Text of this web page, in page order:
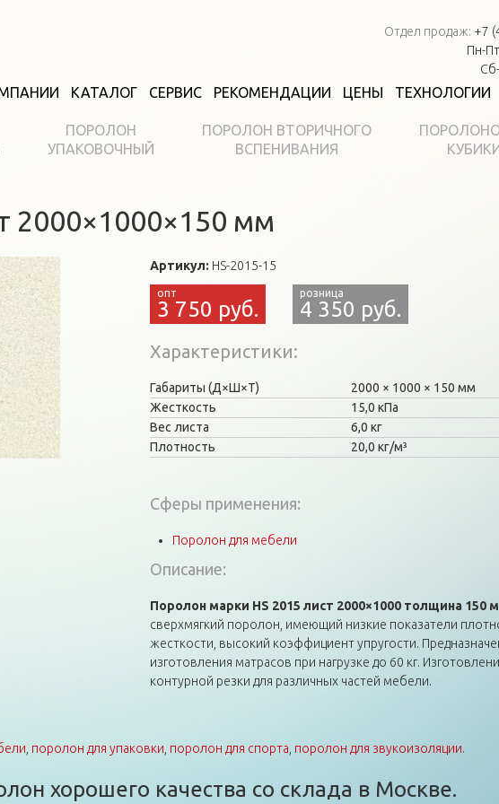
Отдел продаж: +7
Пн-
КАТАЛОГ СЕРВИС РЕКОМЕНДАЦИИ ЦЕНЫ ТЕХНОЛОГИИ
ПОРОЛОН
УПАКОВОЧНЫЙ
ПОРОЛОН ВТОРИЧНОГО
ВСПЕНИВАНИЯ
2000×1000×150 мм
Артикул: HS-2015-15
3 750 руб. 4 350 руб.
Характеристики
Габариты (Д×Ш×Т) 2000 1000
150 мм
Жесткость
15,0 кПа
Вес листа
6,0 кг
Плотность
20,0 кг/м³
Сферы применения:
Поролон для мебели
Описание:
Поролон марки HS 2015 лист 2000×1000 толщина 150
cверхмягкий поролон, имеющий низкие показатели
жесткости, высокий коэффициент упругости.
изготовления матрасов при нагрузке до 60 кг.
контурной резки для различных частей мебели.
поролон для упаковки поролон для спорта поролон для звукоизоляции.
хорошего качества со склада в Москве.